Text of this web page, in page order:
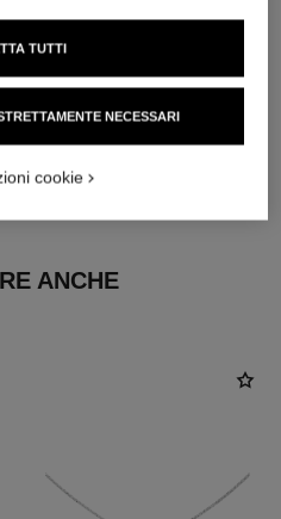
ANCHE
NECESSARI
TUTTI
cookie